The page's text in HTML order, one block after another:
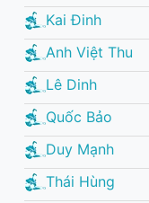
Kai Đinh
Anh Việt Thu
Lê Dinh
Quốc Bảo
Duy Mạnh
Thái Hùng